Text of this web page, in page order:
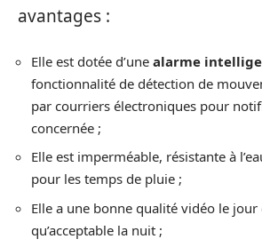
avantages :
Elle est dotée d’une alarme
fonctionnalité de détection de
par courriers électroniques pour
concernée ;
Elle est imperméable, résistante à
pour les temps de pluie ;
Elle a une bonne qualité vidéo le jour
qu’acceptable la nuit ;